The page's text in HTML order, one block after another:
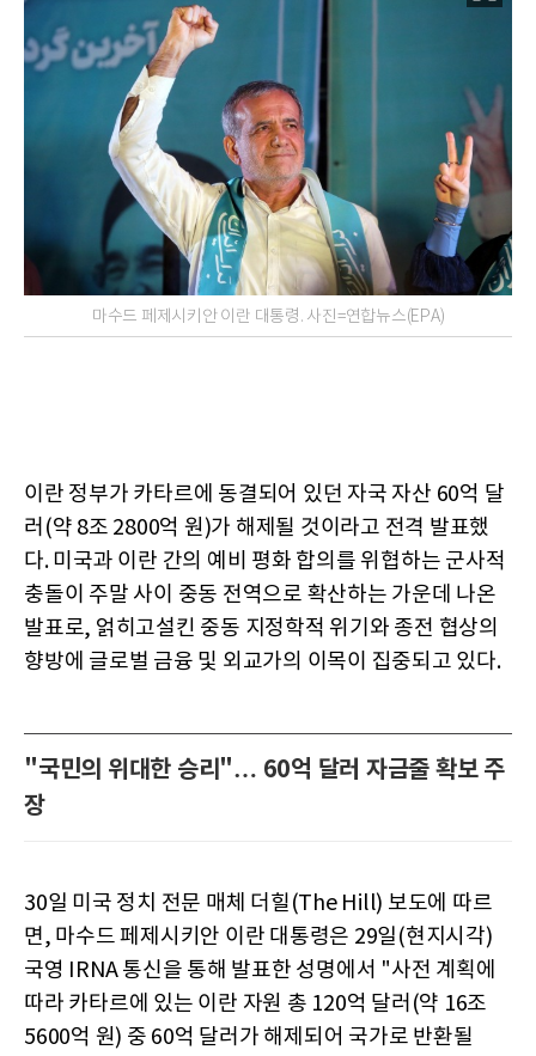
마수드 페제시키안 이란 대통령. 사진=연합뉴스(EPA)
이란 정부가 카타르에 동결되어 있던 자국 자산 60억 달
러(약 8조 2800억 원)가 해제될 것이라고 전격 발표했
다. 미국과 이란 간의 예비 평화 합의를 위협하는 군사적
충돌이 주말 사이 중동 전역으로 확산하는 가운데 나온
발표로, 얽히고설킨 중동 지정학적 위기와 종전 협상의
향방에 글로벌 금융 및 외교가의 이목이 집중되고 있다.
"국민의 위대한 승리"… 60억 달러 자금줄 확보 주
장
30일 미국 정치 전문 매체 더힐(The Hill) 보도에 따르
면, 마수드 페제시키안 이란 대통령은 29일(현지시각)
국영 IRNA 통신을 통해 발표한 성명에서 "사전 계획에
따라 카타르에 있는 이란 자원 총 120억 달러(약 16조
5600억 원) 중 60억 달러가 해제되어 국가로 반환될